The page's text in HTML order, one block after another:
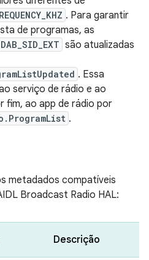
. Para garantir
de programas, as
DAB_SID_EXT são atualizadas
. Essa
serviço de rádio e ao
fim, ao app de rádio por
.
metadados compatíveis
Broadcast Radio HAL:
Descrição